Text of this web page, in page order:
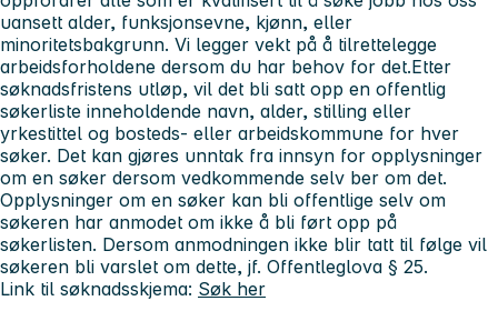
uansett alder, funksjonsevne, kjønn, eller
minoritetsbakgrunn. Vi legger vekt på å tilrettelegge
arbeidsforholdene dersom du har behov for det.Etter
søknadsfristens utløp, vil det bli satt opp en offentlig
søkerliste inneholdende navn, alder, stilling eller
yrkestittel og bosteds- eller arbeidskommune for hver
søker. Det kan gjøres unntak fra innsyn for opplysninger
om en søker dersom vedkommende selv ber om det.
Opplysninger om en søker kan bli offentlige selv om
søkeren har anmodet om ikke å bli ført opp på
søkerlisten. Dersom anmodningen ikke blir tatt til følge vil
søkeren bli varslet om dette, jf. Offentleglova § 25.
Link til søknadsskjema: Søk her